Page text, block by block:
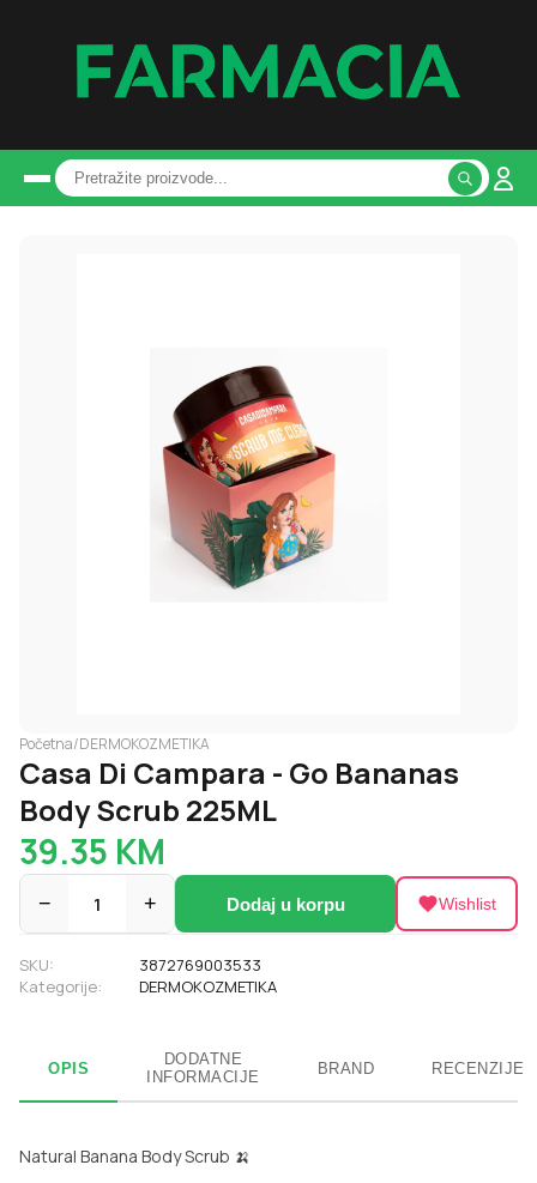
Početna/DERMOKOZMETIKA
Casa Di Campara - Go Bananas
Body Scrub 225ML
39.35 KM
− 1 + Dodaj u korpu Wishlist
SKU:
3872769003533
Kategorije:
DERMOKOZMETIKA
OPIS
DODATNE
INFORMACIJE
BRAND RECENZIJE
Natural Banana Body Scrub 🍌